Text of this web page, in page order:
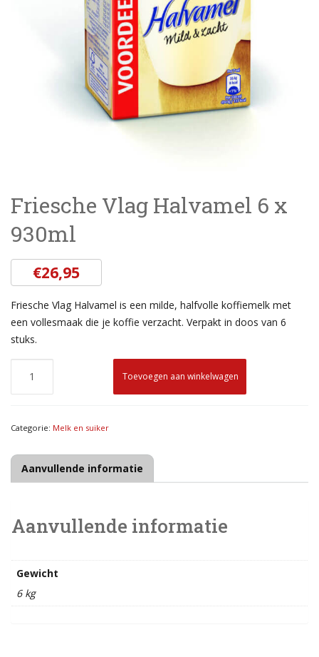
Friesche Vlag Halvamel 6 x
930ml
€26,95
Friesche Vlag Halvamel is een milde, halfvolle koffiemelk met
een vollesmaak die je koffie verzacht. Verpakt in doos van 6
stuks.
Toevoegen aan winkelwagen
Categorie: Melk en suiker
Aanvullende informatie
Aanvullende informatie
Gewicht
6 kg